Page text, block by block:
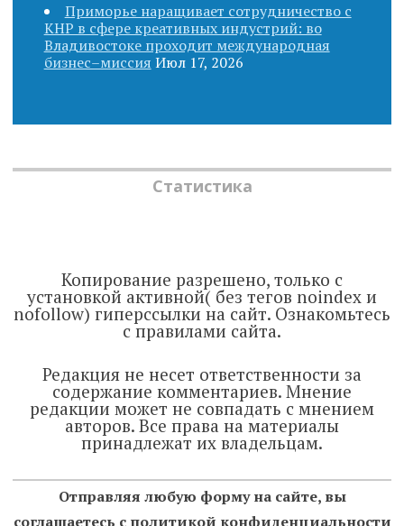
Приморье наращивает сотрудничество с
КНР в сфере креативных индустрий: во
Владивостоке проходит международная
бизнес–миссия Июл 17, 2026
Статистика
Копирование разрешено, только с
установкой активной( без тегов noindex и
nofollow) гиперссылки на сайт. Ознакомьтесь
с правилами сайта.
Редакция не несет ответственности за
содержание комментариев. Мнение
редакции может не совпадать с мнением
авторов. Все права на материалы
принадлежат их владельцам.
Отправляя любую форму на сайте, вы
соглашаетесь с политикой конфиденциальности